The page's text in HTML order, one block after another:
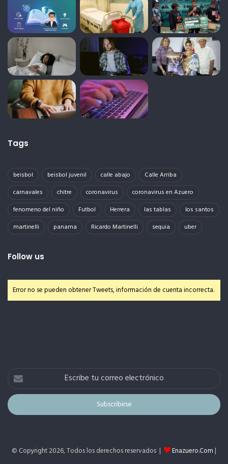
Tags
beisbol beisbol juvenil calle abajo
Calle Arriba
carnavales
chitre coronavirus
coronavirus en Azuero
fenomeno del niño
Futbol Herrera las tablas
los santos
martinelli
panama Ricardo Martinelli sequia uber
Follow us
Error no se pueden obtener Tweets, información de cuenta incorrecta.
Escribe
correo
electrónico
© Copyright 2026, Todos los derechos reservados | Enazuero.Com |